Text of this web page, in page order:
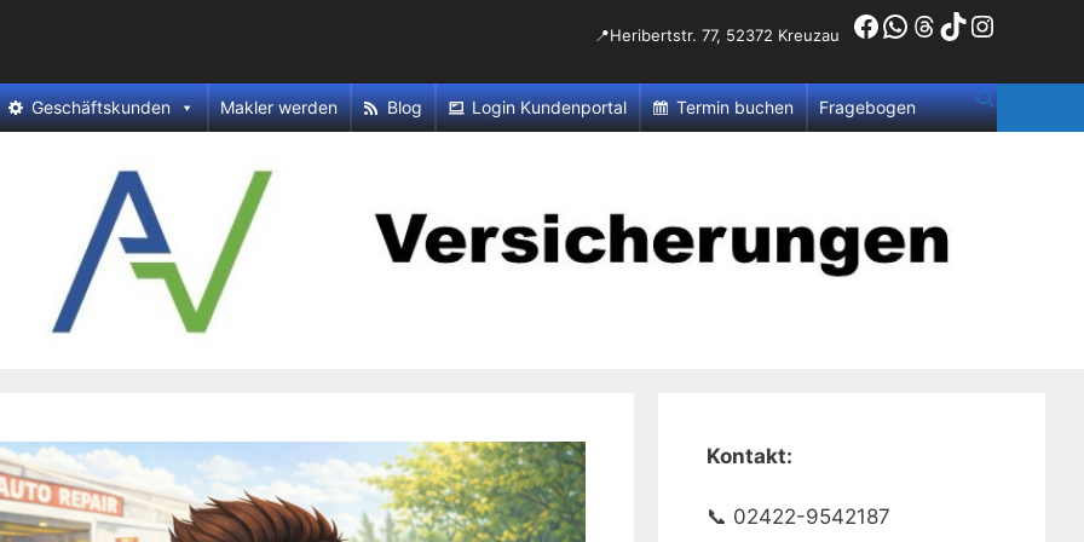
📍Heribertstr. 77, 52372 Kreuzau Facebook
WhatsApp
Threads
TikTok
Geschäftskunden Makler werden Blog Login Kundenportal Termin buchen Fragebogen
Kontakt:
📞 02422-9542187